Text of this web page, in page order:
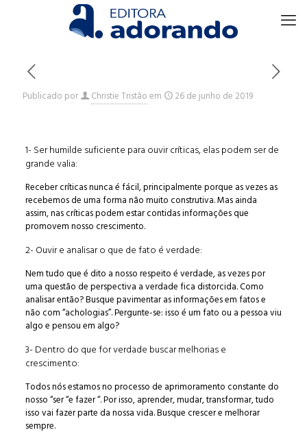
Publicado por Christie Tristãoem 26 de junho de 2019
1- Ser humilde suficiente para ouvir críticas, elas podem ser de
grande valia:
Receber críticas nunca é fácil, principalmente porque as vezes as
recebemos de uma forma não muito construtiva. Mas ainda
assim, nas críticas podem estar contidas informações que
promovem nosso crescimento.
2- Ouvir e analisar o que de fato é verdade:
Nem tudo que é dito a nosso respeito é verdade, as vezes por
uma questão de perspectiva a verdade fica distorcida. Como
analisar então? Busque pavimentar as informações em fatos e
não com “achologias”. Pergunte-se: isso é um fato ou a pessoa viu
algo e pensou em algo?
3- Dentro do que for verdade buscar melhorias e
crescimento:
Todos nós estamos no processo de aprimoramento constante do
nosso “ser “e fazer “. Por isso, aprender, mudar, transformar, tudo
isso vai fazer parte da nossa vida. Busque crescer e melhorar
sempre.